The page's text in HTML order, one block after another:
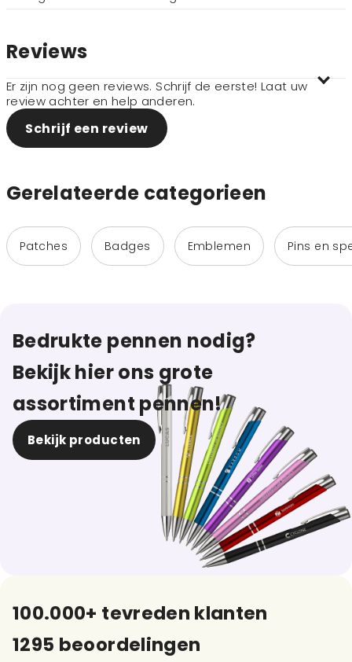
Reviews
Er zijn nog geen reviews. Schrijf de eerste! Laat uw
review achter en help anderen.
Schrijf een review
Gerelateerde categorieen
Patches Badges Emblemen Pins en
Bedrukte pennen nodig?
Bekijk hier ons grote
assortiment pennen!
Bekijk producten
100.000+ tevreden klanten
1295 beoordelingen